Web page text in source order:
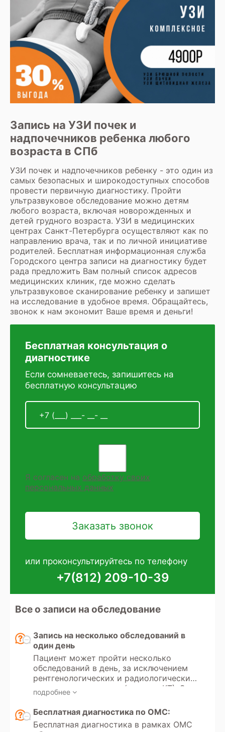
Запись на УЗИ почек и
надпочечников ребенка любого
возраста в СПб
УЗИ почек и надпочечников ребенку - это один из
самых безопасных и широкодоступных способов
провести первичную диагностику. Пройти
ультразвуковое обследование можно детям
любого возраста, включая новорожденных и
детей грудного возраста. УЗИ в медицинских
центрах Санкт-Петербурга осуществляют как по
направлению врача, так и по личной инициативе
родителей. Бесплатная информационная служба
Городского центра записи на диагностику будет
рада предложить Вам полный список адресов
медицинских клиник, где можно сделать
ультразвуковое сканирование ребенку и запишет
на исследование в удобное время. Обращайтесь,
звонок к нам экономит Ваше время и деньги!
Бесплатная консультация о
диагностике
Если сомневаетесь, запишитесь на
бесплатную консультацию
Я согласен на обработку своих
персональных данных
или проконсультируйтесь по телефону
+7(812) 209-10-39
Все о записи на обследование
Запись на несколько обследований в
один день
Пациент может пройти несколько
обследований в день, за исключением
рентгенологических и радиологических
методов диагностики (рентген, КТ). Эти
исследования используют
ионизирующее излучение, и существует
ограничение по дозе разрешенного
облучения в диагностических целях.
подробнее
Бесплатная диагностика по ОМС:
Бесплатная диагностика в рамках ОМС